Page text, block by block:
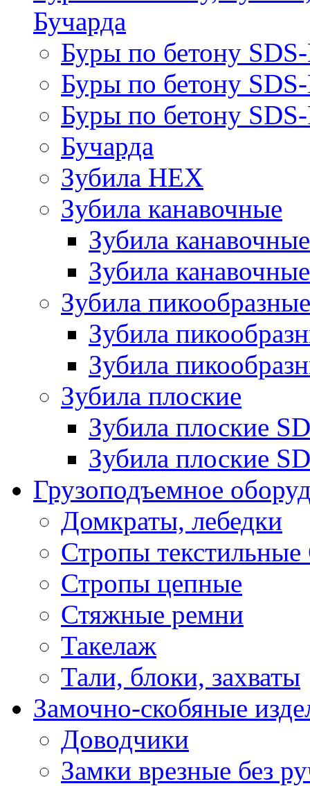
Бучарда
Буры по бетону
Буры по бетону
Буры по бетону
Бучарда
Зубила HEX
Зубила канавочные
Зубила
Зубила
Зубила пикообразные
Зубила
Зубила
Зубила плоские
Зубила плоские
Зубила плоские
Грузоподъемное
Домкраты, лебедки
Стропы
Стропы цепные
Стяжные ремни
Такелаж
Тали, блоки, захваты
Замочно-скобяные
Доводчики
Замки врезные без